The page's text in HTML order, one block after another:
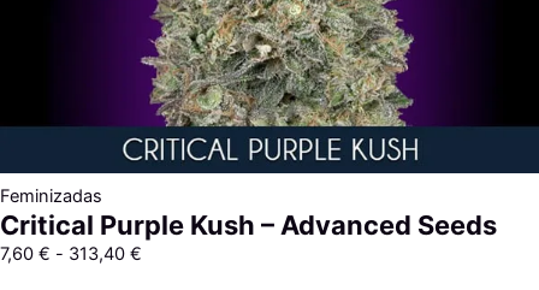
Feminizadas
Critical Purple Kush – Advanced Seeds
7,60 € - 313,40 €